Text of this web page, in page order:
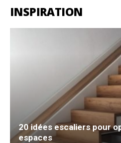
INSPIRATION
20 idées escaliers pour
espaces